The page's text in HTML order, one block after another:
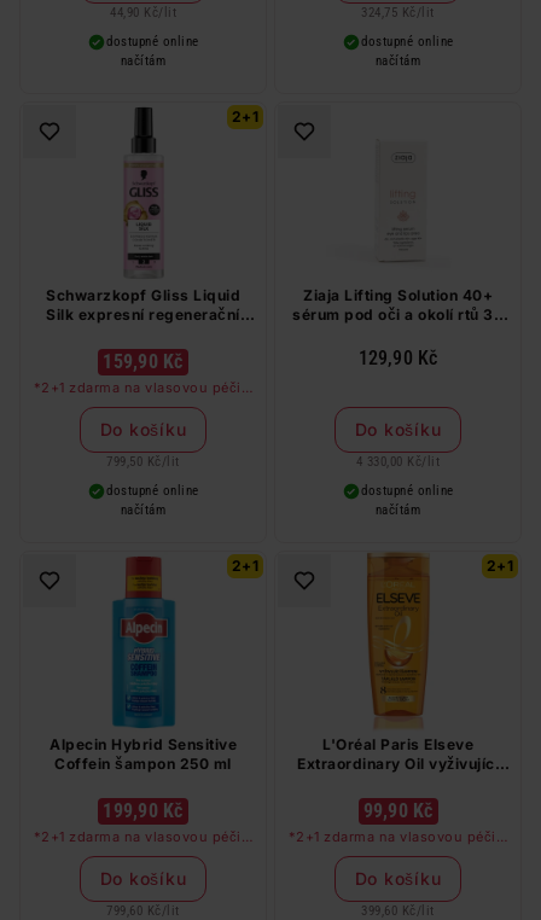
44,90 Kč/ lit
dostupné online
načítám
324,75 Kč / lit
dostupné online
načítám
2+1
Schwarzkopf Gliss Liquid
Silk expresní regenerační
159,90 Kč
*2+1 zdarma na vlasovou péči v
libovolné kombinaci, nejlevnější
produkt zdarma. Neplatí na
barvy na vlasy a cestovní balení.
Do košíku
799,50 Kč / lit
dostupné online
načítám
Ziaja Lifting Solution 40+
sérum pod oči a okolí rtů 30
129,90 Kč
Do košíku
4 330,00 Kč/ lit
dostupné online
načítám
2+1
Alpecin Hybrid Sensitive
Coffein šampon 250 ml
199,90 Kč
*2+1 zdarma na vlasovou péči v
libovolné kombinaci, nejlevnější
produkt zdarma. Neplatí na
barvy na vlasy a cestovní balení.
Do košíku
799,60 Kč / lit
2+1
L'Oréal Paris Elseve
Extraordinary Oil vyživující
99,90 Kč
*2+1 zdarma na vlasovou péči v
libovolné kombinaci, nejlevnější
produkt zdarma. Neplatí na
barvy na vlasy a cestovní balení.
Do košíku
399,60 Kč / lit